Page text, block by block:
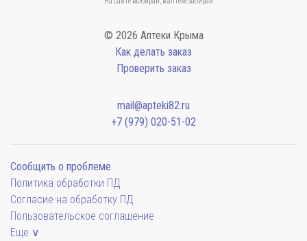
© 2026 Аптеки Крыма
Как делать заказ
Проверить заказ
mail@apteki82.ru
+7 (979) 020-51-02
Сообщить о проблеме
Политика обработки ПД
Согласие на обработку ПД
Пользовательское соглашение
Еще ∨